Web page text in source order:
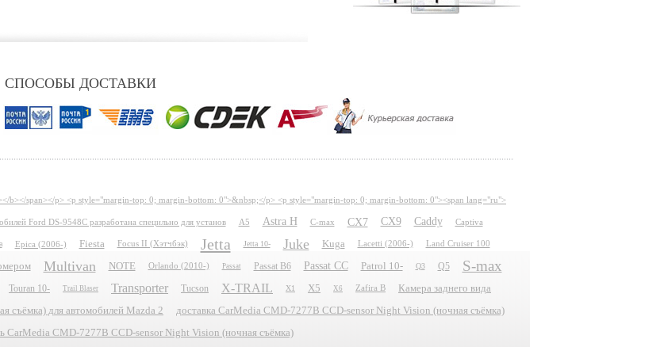
СПОСОБЫ ДОСТАВКИ
b></span></p> <p style="margin-top: 0; margin-bottom: 0">&nbsp;</p> <p style="margin-top: 0; margin-bottom: 0"><span lang="ru">
Ford DS-9548C разработана специльно для установ A5 Astra H C-max CX7 CX9 Caddy Captiva
Epica (2006-) Fiesta Focus II (Хэтчбэк) Jetta Jetta 10- Juke Kuga Lacetti (2006-) Land Cruiser 100
Multivan NOTE Orlando (2010-) Passat Passat B6 Passat CC Patrol 10- Q3 Q5 S-max
Touran 10- Trail Blaser Transporter Tucson X-TRAIL X1 X5 X6 Zafira B
Камера заднего вида
съёмка) для автомобилей Mazda 2
доставка CarMedia CMD-7277B CCD-sensor Night Vision (ночная съёмка)
CarMedia CMD-7277B CCD-sensor Night Vision (ночная съёмка)